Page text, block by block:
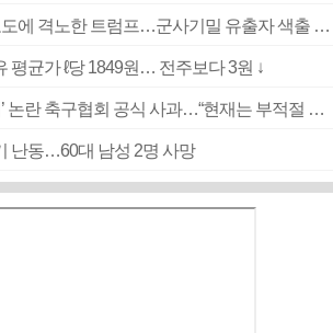
‘탄약 부족 사태’ 보도에 격노한 트럼프…군사기밀 유출자 색출 지시
평균가 ℓ당 1849원… 전주보다 3원 ↓
[속보] ‘심판 성접대’ 논란 축구협회 공식 사과…“현재는 부적절 행위 없어”
난동…60대 남성 2명 사망